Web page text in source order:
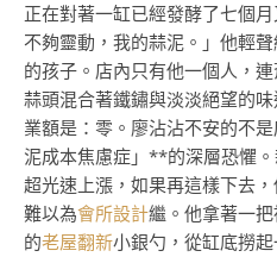
正在對著一缸已經發酵了七個
不夠靈動，我的蒜泥。」他輕
的孩子。店內只有他一個人，
蒜頭混合著鐵鏽與淡淡絕望的
業額是：零。廖沾沾不安的不
泥成本焦慮症」**的深層恐懼
超光速上漲，如果再這樣下去
難以為會所設計繼。他拿著一
的老屋翻新小銀勺，從缸底撈